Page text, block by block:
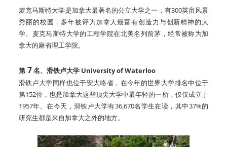
麦克马斯特大学是加拿大最著名的公立大学之一，有300英亩风景
秀丽的校园，多年被评为加拿大最富有创造力与创新精神的大
学。麦克马斯特大学的工程学院在北美名列前茅，经常被称为加
拿大的麻省理工学院。
第 7名、滑铁卢大学 University of Waterloo
滑铁卢大学同样也位于安大略省，在今年的世界大学排名中位于
第152位，也是加拿大这些顶尖大学中最年轻的一所，仅仅成立于
1957年。在今天，滑铁卢大学有36,670名学生在读，其中37%的
研究生都是来自加拿大之外的地方。